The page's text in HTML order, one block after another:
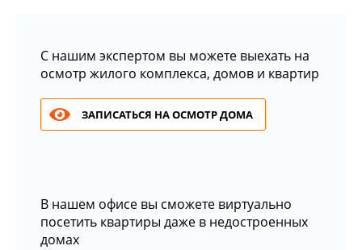
С нашим экспертом вы можете выехать на
осмотр жилого комплекса, домов и квартир
ЗАПИСАТЬСЯ НА ОСМОТР ДОМА
В нашем офисе вы сможете виртуально
посетить квартиры даже в недостроенных
домах